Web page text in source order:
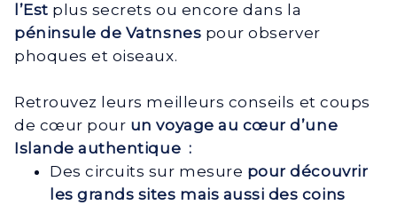
l’Est plus secrets ou encore dans la
péninsule de Vatnsnes pour observer
phoques et oiseaux.
Retrouvez leurs meilleurs conseils et coups
de cœur pour un voyage au cœur d’une
Islande authentique :
Des circuits sur mesure pour découvrir
les grands sites mais aussi des coins